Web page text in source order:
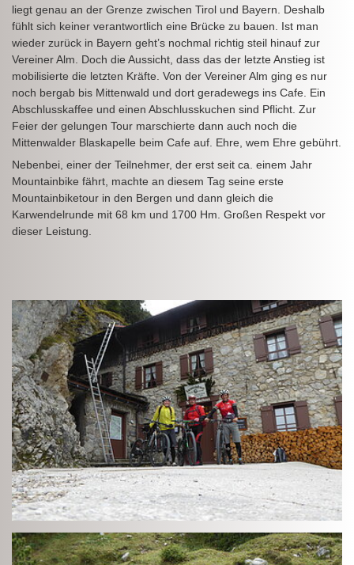
liegt genau an der Grenze zwischen Tirol und Bayern. Deshalb
fühlt sich keiner verantwortlich eine Brücke zu bauen. Ist man
wieder zurück in Bayern geht’s nochmal richtig steil hinauf zur
Vereiner Alm. Doch die Aussicht, dass das der letzte Anstieg ist
mobilisierte die letzten Kräfte. Von der Vereiner Alm ging es nur
noch bergab bis Mittenwald und dort geradewegs ins Cafe. Ein
Abschlusskaffee und einen Abschlusskuchen sind Pflicht. Zur
Feier der gelungen Tour marschierte dann auch noch die
Mittenwalder Blaskapelle beim Cafe auf. Ehre, wem Ehre gebührt.
Nebenbei, einer der Teilnehmer, der erst seit ca. einem Jahr
Mountainbike fährt, machte an diesem Tag seine erste
Mountainbiketour in den Bergen und dann gleich die
Karwendelrunde mit 68 km und 1700 Hm. Großen Respekt vor
dieser Leistung.